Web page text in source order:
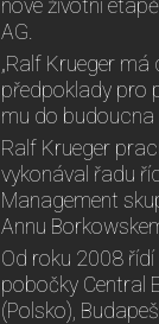
nové životní
AG.
„Ralf Krueger
předpoklady pro
mu do budoucna
Ralf Krueger
vykonával řadu
Management
Annu
Od roku 2008
pobočky Central
(Polsko),